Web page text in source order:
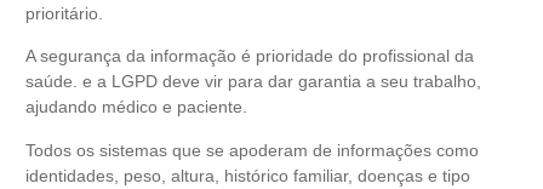
prioritário.
A segurança da informação é prioridade do profissional da
saúde. e a LGPD deve vir para dar garantia a seu trabalho,
ajudando médico e paciente.
Todos os sistemas que se apoderam de informações como
identidades, peso, altura, histórico familiar, doenças e tipo